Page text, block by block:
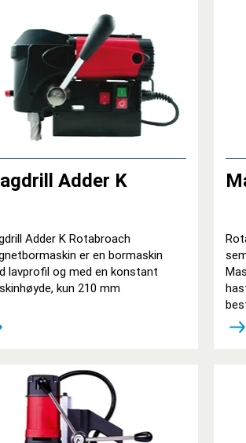
Adder K
Adder K Rotabroach
er en bormaskin
lavprofil og med en konstant
kun 210 mm